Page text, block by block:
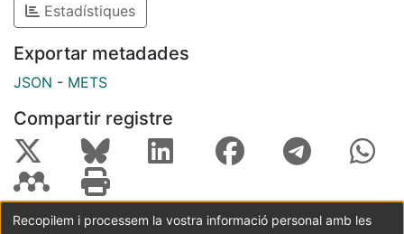
Estadístiques
Exportar metadades
JSON - METS
Compartir registre
Recopilem i processem la vostra informació personal amb les